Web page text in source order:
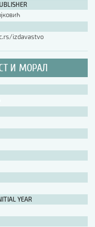
izdavastvo
И МОРАЛ
YEAR